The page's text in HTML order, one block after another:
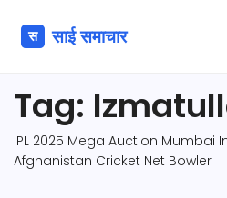
Tag:
IPL 2025 Mega Auction Mumbai
Afghanistan Cricket Net Bowler